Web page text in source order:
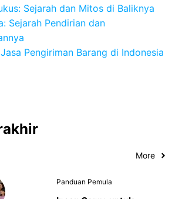
Sejarah dan Mitos di Baliknya
Sejarah Pendirian dan
Pengiriman Barang di Indonesia
More
Panduan Pemula